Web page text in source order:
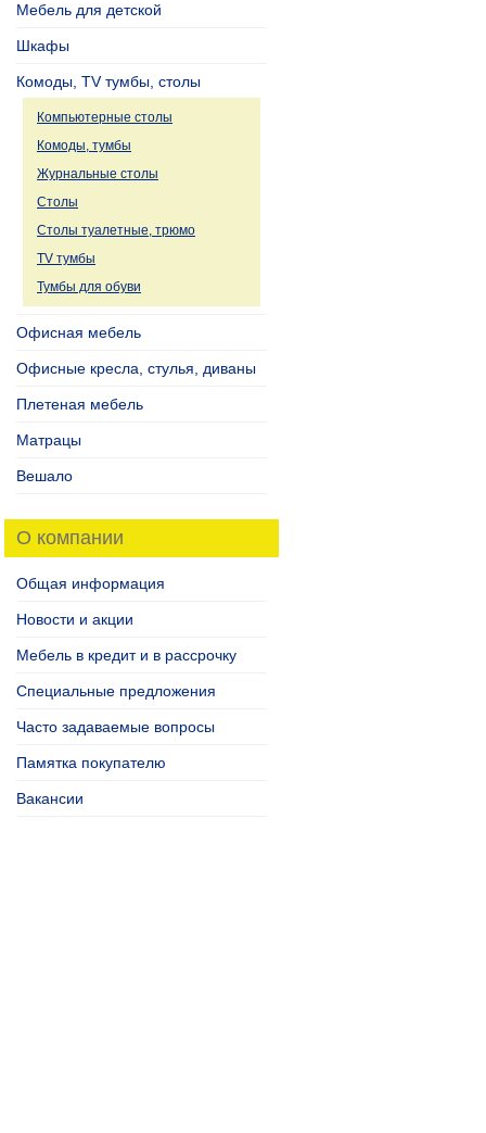
Мебель для детской
Шкафы
Комоды, TV тумбы, столы
Компьютерные столы
Комоды, тумбы
Журнальные столы
Столы
Столы туалетные, трюмо
TV тумбы
Тумбы для обуви
Офисная мебель
Офисные кресла, стулья, диваны
Плетеная мебель
Матрацы
Вешало
О компании
Общая информация
Новости и акции
Мебель в кредит и в рассрочку
Специальные предложения
Часто задаваемые вопросы
Памятка покупателю
Вакансии